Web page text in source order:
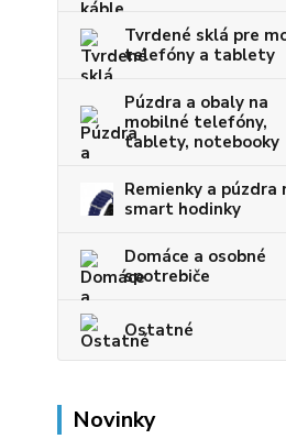
Tvrdené sklá pre
telefóny a tablety
Púzdra a obaly na
mobilné telefóny,
tablety, notebooky
Remienky a púzdra
smart hodinky
Domáce a osobné
spotrebiče
Ostatné
Novinky